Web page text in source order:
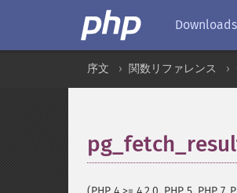
Downloads
序文 関数リファレンス